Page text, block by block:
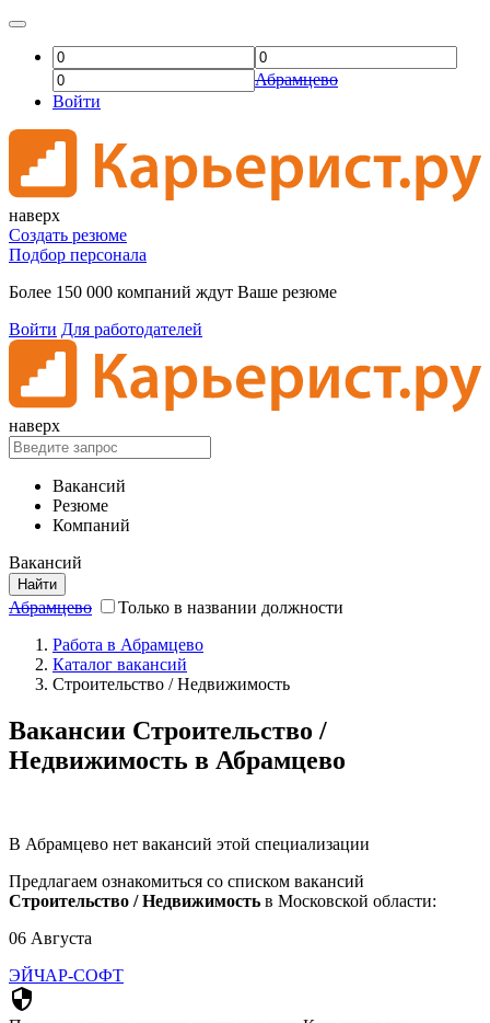
Абрамцево
Войти
наверх
Создать резюме
Подбор персонала
Более 150 000 компаний ждут Ваше резюме
Войти Для работодателей
наверх
Вакансий
Резюме
Компаний
Вакансий
Найти
Абрамцево
Только в названии должности
Работа в Абрамцево
Каталог вакансий
Строительство / Недвижимость
Вакансии Строительство /
Недвижимость в Абрамцево
В Абрамцево нет вакансий этой специализации
Предлагаем ознакомиться со списком вакансий
Строительство / Недвижимость в Московской области:
06 Августа
ЭЙЧАР-СОФТ
security